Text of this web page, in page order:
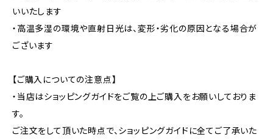
いいたします
・高温多湿の環境や直射日光は、変形・劣化の原因となる場合が
ございます
【ご購入についての注意点】
・当店はショッピングガイドをご覧の上ご購入をお願いしておりま
す。
ご注文をして頂いた時点で、ショッピングガイドに全てご了承いた